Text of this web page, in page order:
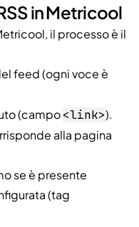
in Metricool
il processo è il
feed (ogni voce è
(campo<link>).
alla pagina
se è presente
(tag